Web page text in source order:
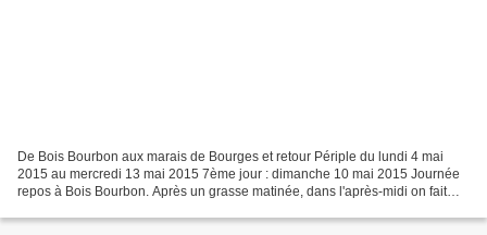
De Bois Bourbon aux marais de Bourges et retour Périple du lundi 4 mai
2015 au mercredi 13 mai 2015 7ème jour : dimanche 10 mai 2015 Journée
repos à Bois Bourbon. Après un grasse matinée, dans l'après-midi on fait